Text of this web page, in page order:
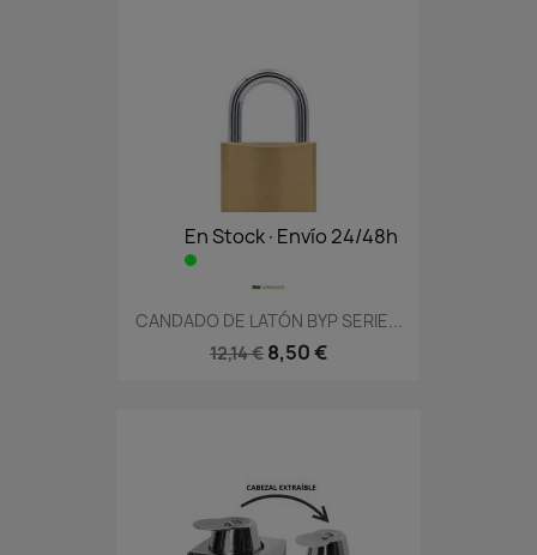
En Stock·Envío 24/48h
CANDADO DE LATÓN BYP SERIE...
12,14 € 8,50 €